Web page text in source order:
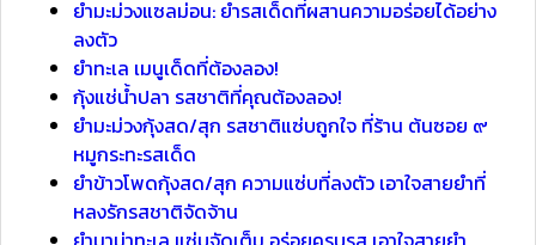
ยำมะม่วงแซลม่อน: ยำรสเด็ดที่ผสานความอร่อยได้อย่าง
ลงตัว
ยำทะเล เมนูเด็ดที่ต้องลอง!
กุ้งแช่น้ำปลา รสชาติที่คุณต้องลอง!
ยำมะม่วงกุ้งสด/สุก รสชาติแซ่บถูกใจ ที่ร้าน ต้นซอย ๙
หมูกระทะรสเด็ด
ยำข้าวโพดกุ้งสด/สุก ความแซ่บที่ลงตัว เอาใจสายยำที่
หลงรักรสชาติจัดจ้าน